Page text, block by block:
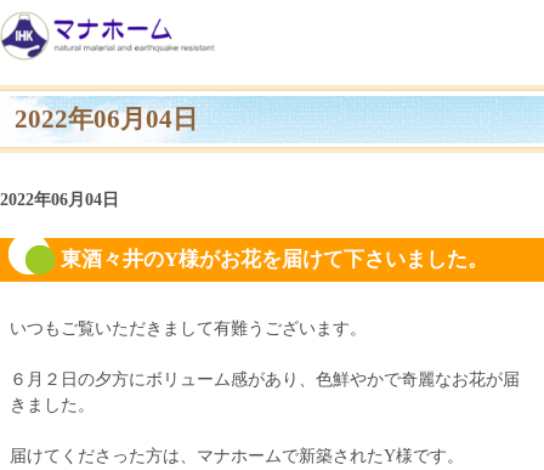
2022年06月04日
2022年06月04日
東酒々井のY様がお花を届けて下さいました。
いつもご覧いただきまして有難うございます。
６月２日の夕方にボリューム感があり、色鮮やかで奇麗なお花が届
きました。
届けてくださった方は、マナホームで新築されたY様です。